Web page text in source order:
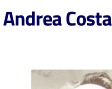
Andrea Costa